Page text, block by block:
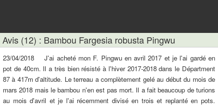
Avis (12) : Bambou Fargesia robusta Pingwu
23/04/2018 J'ai acheté mon F. Pingwu en avril 2017 et je l'ai gardé en
pot de 40cm. Il a très bien résisté à l'hiver 2017-2018 dans le Départment
87 à 417m d'altitude. Le terreau a complètement gelé au début du mois de
mars 2018 mais le bambou n'en est pas mort. Il a fait beaucoup de turions
au mois d'avril et je l'ai récemment divisé en trois et replanté en pots.